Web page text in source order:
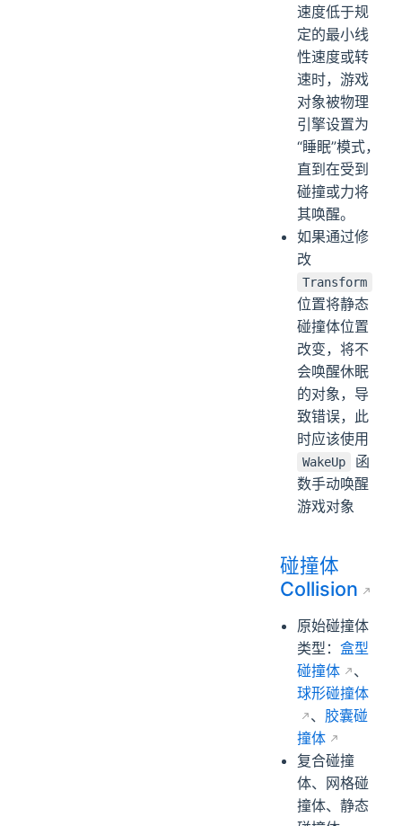
速度低于规
定的最小线
性速度或转
速时，游戏
对象被物理
引擎设置为
“睡眠”模式，
直到在受到
碰撞或力将
其唤醒。
如果通过修
改
Transform
位置将静态
碰撞体位置
改变，将不
会唤醒休眠
的对象，导
致错误，此
时应该使用
WakeUp
函
数手动唤醒
游戏对象
碰撞体
Collision
原始碰撞体
类型：盒型
碰撞体
、
球形碰撞体
、 胶囊碰
撞体
复合碰撞
体、网格碰
撞体、静态